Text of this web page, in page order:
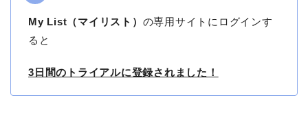
My List（マイリスト） の専用サイトにログインす
ると
3日間のトライアルに登録されました！